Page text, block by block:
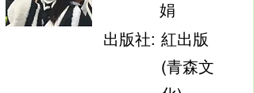
娟
出版社: 紅出版
(青森文